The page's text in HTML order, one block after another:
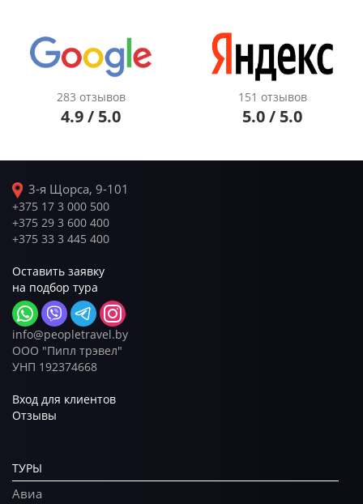
283 отзывов
4.9 / 5.0
151 отзывов
5.0 / 5.0
3-я Щорса, 9-101
+375 17 3 000 500
+375 29 3 600 400
+375 33 3 445 400
Оставить заявку
на подбор тура
info@peopletravel.by
ООО "Пипл трэвел"
УНП 192374668
Вход для клиентов
Отзывы
ТУРЫ
Авиа